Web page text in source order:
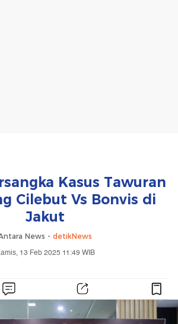
Kasus Tawuran
Cilebut Vs Bonvis di
Jakut
News - detikNews
13 Feb 2025 11:49 WIB